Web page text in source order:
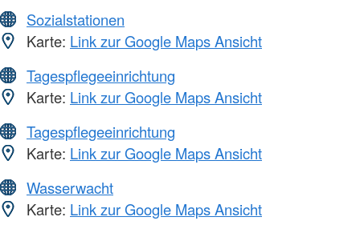
Sozialstationen
Karte: Link zur Google Maps Ansicht
Tagespflegeeinrichtung
Karte: Link zur Google Maps Ansicht
Tagespflegeeinrichtung
Karte: Link zur Google Maps Ansicht
Wasserwacht
Karte: Link zur Google Maps Ansicht